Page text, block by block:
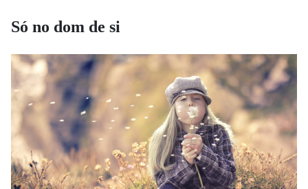
Só no dom de si